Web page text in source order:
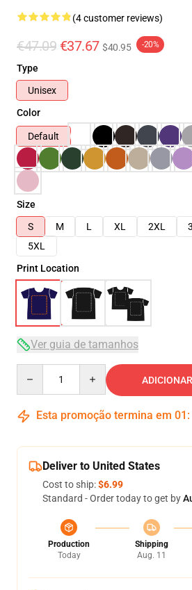
(4 customer reviews)
€47.09 €37.67 $40.95 -20%
Type
Unisex
Color
Default
Size
S
M L XL 2XL
5XL
Print Location
Ver guia de tamanhos
Esta promoção termina em 01 :
Deliver to United States
Cost to ship:$6.99
Standard - Order today to get by
Production
Today
Shipping
Aug. 11